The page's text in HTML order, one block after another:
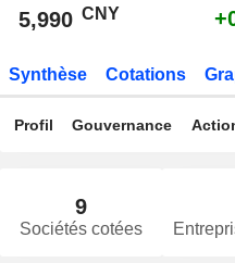
5,990 CNY
Synthèse Cotations
Profil Gouvernance
9
Sociétés cotées